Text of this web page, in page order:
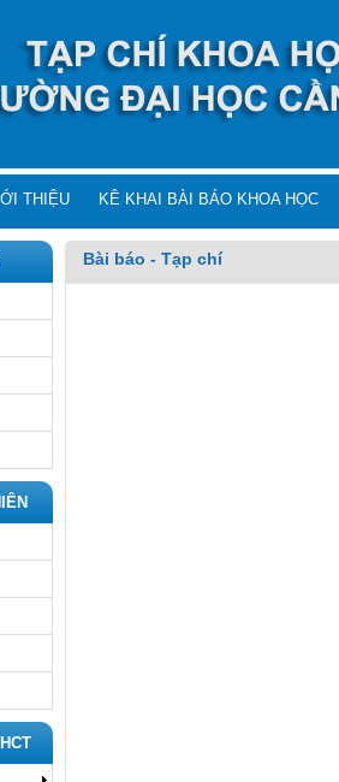
THIỆU KÊ KHAI BÀI BÁO KHOA HỌC
Bài báo - Tạp chí